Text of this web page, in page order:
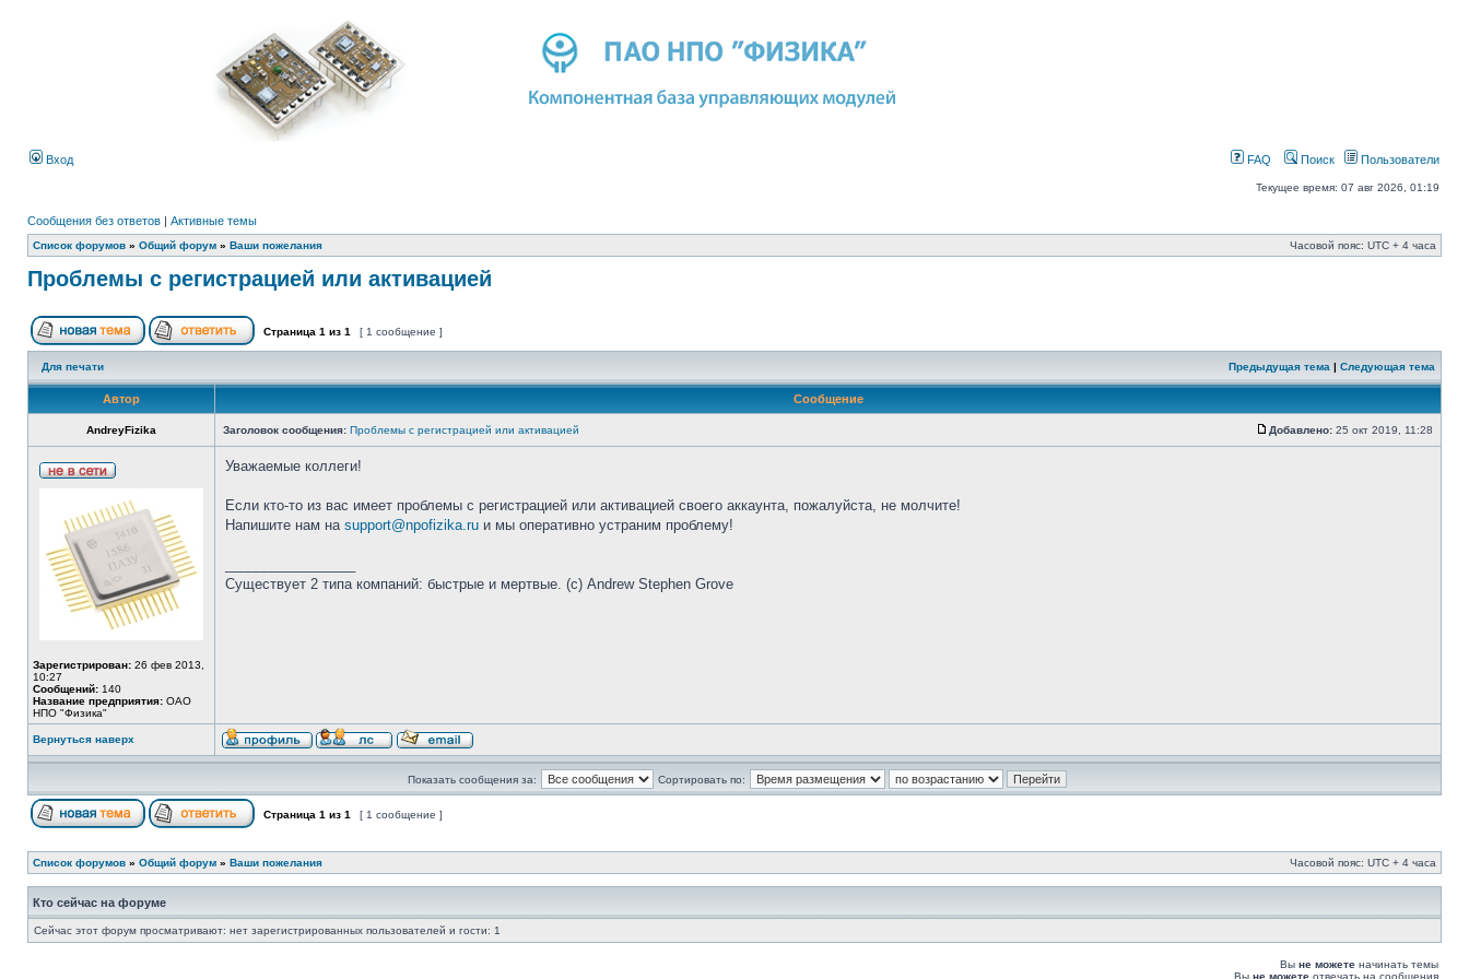
Вход FAQ Поиск Пользователи
Текущее время: 07 авг 2026, 01:19
Сообщения без ответов | Активные темы
Список форумов » Общий форум » Ваши пожелания Часовой пояс: UTC + 4 часа
Проблемы с регистрацией или активацией
Страница 1 из 1 [ 1 сообщение ]
Для печати Предыдущая тема | Следующая тема
Автор Сообщение
AndreyFizika Заголовок сообщения: Проблемы с регистрацией или активацией Добавлено: 25 окт 2019, 11:28
Зарегистрирован: 26 фев 2013,
10:27
Сообщений: 140
Название предприятия: ОАО
НПО "Физика"
Уважаемые коллеги!
Если кто-то из вас имеет проблемы с регистрацией или активацией своего аккаунта, пожалуйста, не молчите!
Напишите нам на support@npofizika.ru и мы оперативно устраним проблему!
Существует 2 типа компаний: быстрые и мертвые. (с) Andrew Stephen Grove
Вернуться наверх
Показать сообщения за: Сортировать по:
Страница 1 из 1 [ 1 сообщение ]
Список форумов » Общий форум » Ваши пожелания Часовой пояс: UTC + 4 часа
Кто сейчас на форуме
Сейчас этот форум просматривают: нет зарегистрированных пользователей и гости: 1
Вы не можете начинать темы
Вы не можете отвечать на сообщения